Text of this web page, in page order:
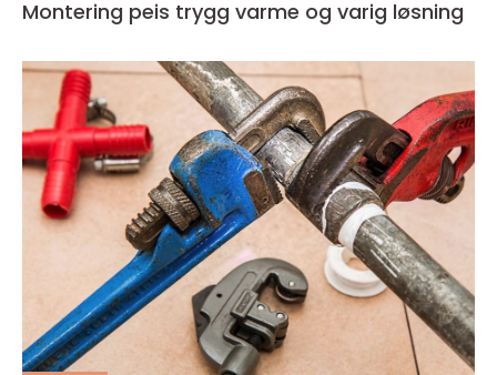
Montering peis trygg varme og varig løsning